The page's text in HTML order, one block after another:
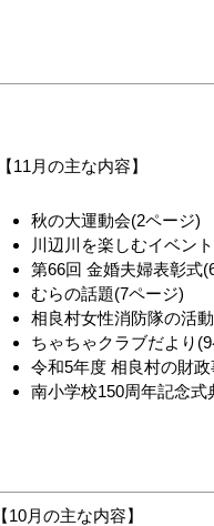
【11月の主な内容】
秋の大運動会(2ページ)
川辺川を楽しむイベン
第66回 金婚夫婦表彰式
むらの話題(7ページ)
相良村女性消防隊の活
ちゃちゃクラブだより
令和5年度 相良村の財
南小学校150周年記念式
【10月の主な内容】